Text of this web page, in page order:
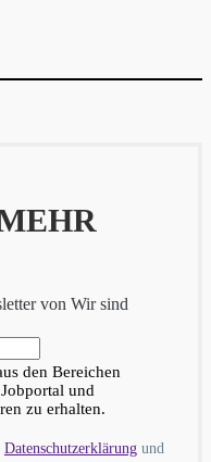
von Wir sind
den Bereichen
und
zu erhalten.
Datenschutzerklärung und